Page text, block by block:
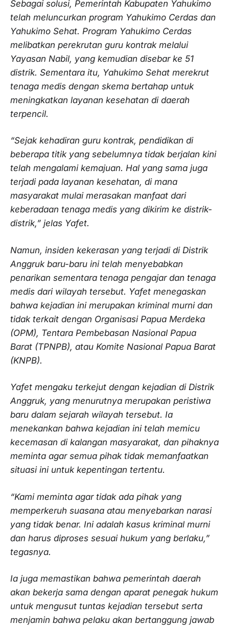
Sebagai solusi, Pemerintah Kabupaten Yahukimo
telah meluncurkan program Yahukimo Cerdas dan
Yahukimo Sehat. Program Yahukimo Cerdas
melibatkan perekrutan guru kontrak melalui
Yayasan Nabil, yang kemudian disebar ke 51
distrik. Sementara itu, Yahukimo Sehat merekrut
tenaga medis dengan skema bertahap untuk
meningkatkan layanan kesehatan di daerah
terpencil.
“Sejak kehadiran guru kontrak, pendidikan di
beberapa titik yang sebelumnya tidak berjalan kini
telah mengalami kemajuan. Hal yang sama juga
terjadi pada layanan kesehatan, di mana
masyarakat mulai merasakan manfaat dari
keberadaan tenaga medis yang dikirim ke distrik-
distrik,” jelas Yafet.
Namun, insiden kekerasan yang terjadi di Distrik
Anggruk baru-baru ini telah menyebabkan
penarikan sementara tenaga pengajar dan tenaga
medis dari wilayah tersebut. Yafet menegaskan
bahwa kejadian ini merupakan kriminal murni dan
tidak terkait dengan Organisasi Papua Merdeka
(OPM), Tentara Pembebasan Nasional Papua
Barat (TPNPB), atau Komite Nasional Papua Barat
(KNPB).
Yafet mengaku terkejut dengan kejadian di Distrik
Anggruk, yang menurutnya merupakan peristiwa
baru dalam sejarah wilayah tersebut. Ia
menekankan bahwa kejadian ini telah memicu
kecemasan di kalangan masyarakat, dan pihaknya
meminta agar semua pihak tidak memanfaatkan
situasi ini untuk kepentingan tertentu.
“Kami meminta agar tidak ada pihak yang
memperkeruh suasana atau menyebarkan narasi
yang tidak benar. Ini adalah kasus kriminal murni
dan harus diproses sesuai hukum yang berlaku,”
tegasnya.
Ia juga memastikan bahwa pemerintah daerah
akan bekerja sama dengan aparat penegak hukum
untuk mengusut tuntas kejadian tersebut serta
menjamin bahwa pelaku akan bertanggung jawab